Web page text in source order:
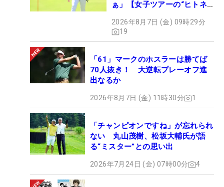
ぁ」【女子ツアーの“ヒトネ
2026年8月7日 (金) 09時29分
19
「61」マークのホスラーは勝てば
70人抜き！ 大逆転プレーオフ進
出なるか
2026年8月7日 (金) 11時30分 1
「チャンピオンですね」が忘れられ
ない 丸山茂樹、松坂大輔氏が語
る“ミスター”との思い出
2026年7月24日 (金) 07時00分 4